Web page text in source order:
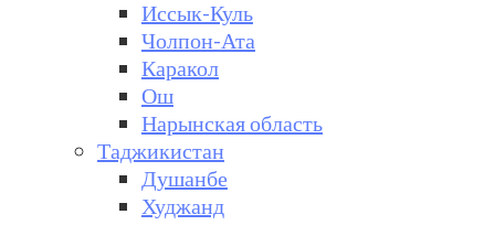
Иссык-Куль
Чолпон-Ата
Каракол
Ош
Нарынская область
Таджикистан
Душанбе
Худжанд